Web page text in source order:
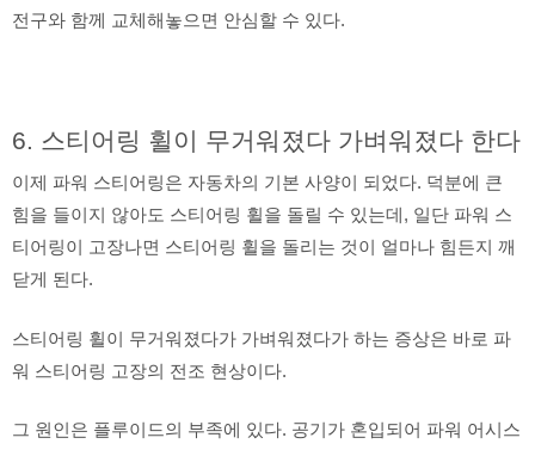
전구와 함께 교체해놓으면 안심할 수 있다.
6. 스티어링 휠이 무거워졌다 가벼워졌다 한다
이제 파워 스티어링은 자동차의 기본 사양이 되었다. 덕분에 큰
힘을 들이지 않아도 스티어링 휠을 돌릴 수 있는데, 일단 파워 스
티어링이 고장나면 스티어링 휠을 돌리는 것이 얼마나 힘든지 깨
닫게 된다.
스티어링 휠이 무거워졌다가 가벼워졌다가 하는 증상은 바로 파
워 스티어링 고장의 전조 현상이다.
그 원인은 플루이드의 부족에 있다. 공기가 혼입되어 파워 어시스